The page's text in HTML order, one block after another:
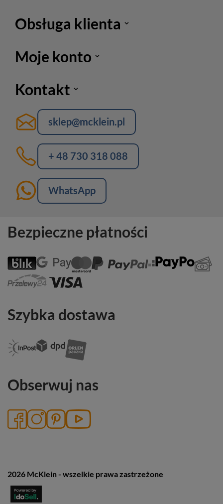
Obsługa klienta
Moje konto
Kontakt
sklep@mcklein.pl
+ 48 730 318 088
WhatsApp
Bezpieczne płatności
Szybka dostawa
Obserwuj nas
2026 McKlein - wszelkie prawa zastrzeżone